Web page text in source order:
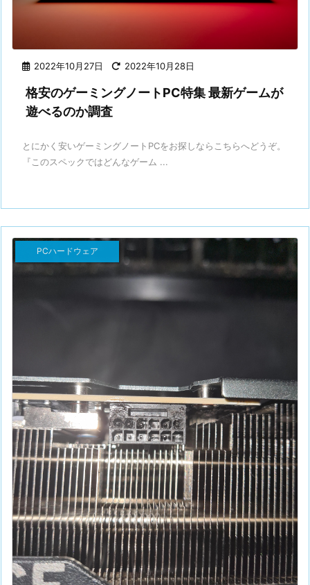
2022年10月27日 2022年10月28日
格安のゲーミングノートPC特集 最新ゲームが
遊べるのか調査
とにかく安いゲーミングノートPCをお探しならこちらへどうぞ。
『このスペックではどんなゲーム ...
PCハードウェア